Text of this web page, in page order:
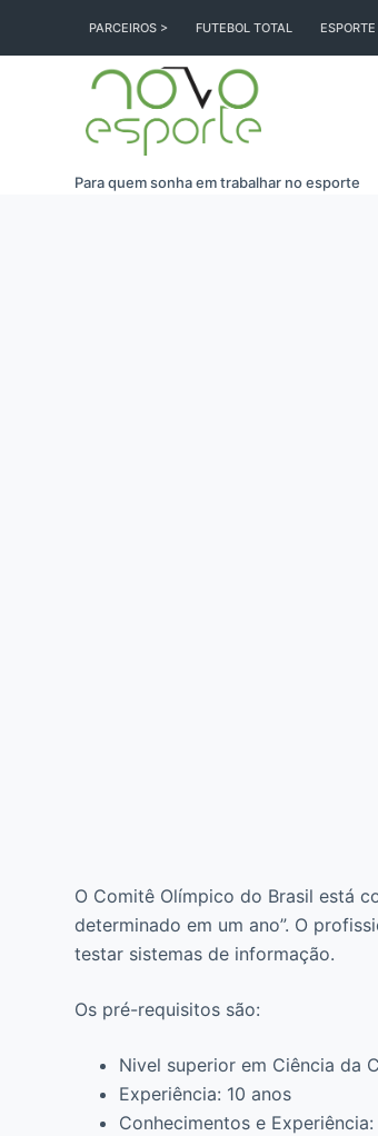
PARCEIROS > FUTEBOL TOTAL
Para quem sonha em trabalhar no esporte
O Comitê Olímpico do Brasil está
determinado em um ano”. O
testar sistemas de informação.
Os pré-requisitos são:
Nivel superior em Ciência da
Experiência: 10 anos
Conhecimentos e Experiência: